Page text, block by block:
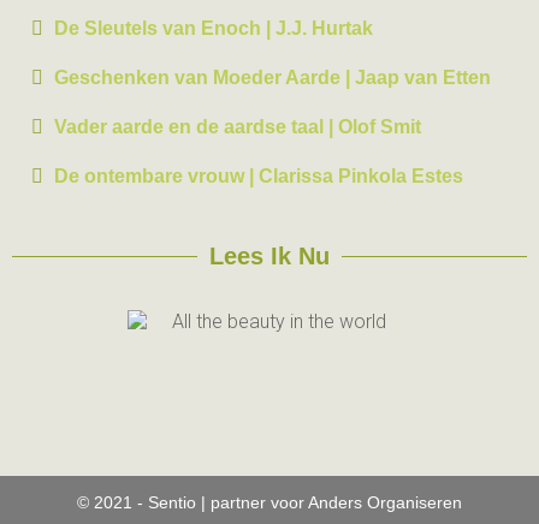
De Sleutels van Enoch | J.J. Hurtak
Geschenken van Moeder Aarde | Jaap van Etten
Vader aarde en de aardse taal | Olof Smit
De ontembare vrouw | Clarissa Pinkola Estes
Lees Ik Nu
© 2021 - Sentio | partner voor Anders Organiseren